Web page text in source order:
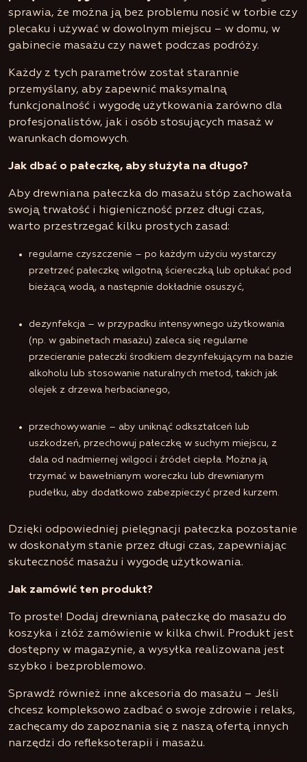
sprawia, że można ją bez problemu nosić w torbie czy
plecaku i używać w dowolnym miejscu – w domu, w
gabinecie masażu czy nawet podczas podróży.
Każdy z tych parametrów został starannie
przemyślany, aby zapewnić maksymalną
funkcjonalność i wygodę użytkowania zarówno dla
profesjonalistów, jak i osób stosujących masaż w
warunkach domowych.
Jak dbać o pałeczkę, aby służyła na długo?
Aby drewniana pałeczka do masażu stóp zachowała
swoją trwałość i higieniczność przez długi czas,
warto przestrzegać kilku prostych zasad:
regularne czyszczenie – po każdym użyciu wystarczy
przetrzeć pałeczkę wilgotną ściereczką lub opłukać pod
bieżącą wodą, a następnie dokładnie osuszyć,
dezynfekcja – w przypadku intensywnego użytkowania
(np. w gabinetach masażu) zaleca się regularne
przecieranie pałeczki środkiem dezynfekującym na bazie
alkoholu lub stosowanie naturalnych metod, takich jak
olejek z drzewa herbacianego,
przechowywanie – aby uniknąć odkształceń lub
uszkodzeń, przechowuj pałeczkę w suchym miejscu, z
dala od nadmiernej wilgoci i źródeł ciepła. Można ją
trzymać w bawełnianym woreczku lub drewnianym
pudełku, aby dodatkowo zabezpieczyć przed kurzem.
Dzięki odpowiedniej pielęgnacji pałeczka pozostanie
w doskonałym stanie przez długi czas, zapewniając
skuteczność masażu i wygodę użytkowania.
Jak zamówić ten produkt?
To proste! Dodaj drewnianą pałeczkę do masażu do
koszyka i złóż zamówienie w kilka chwil. Produkt jest
dostępny w magazynie, a wysyłka realizowana jest
szybko i bezproblemowo.
Sprawdź również inne akcesoria do masażu – Jeśli
chcesz kompleksowo zadbać o swoje zdrowie i relaks,
zachęcamy do zapoznania się z naszą ofertą innych
narzędzi do refleksoterapii i masażu.